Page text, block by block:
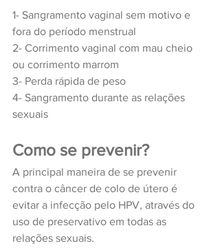
1- Sangramento vaginal sem motivo e
fora do período menstrual
2- Corrimento vaginal com mau cheio
ou corrimento marrom
3- Perda rápida de peso
4- Sangramento durante as relações
sexuais
Como se prevenir?
A principal maneira de se prevenir
contra o câncer de colo de útero é
evitar a infecção pelo HPV, através do
uso de preservativo em todas as
relações sexuais.